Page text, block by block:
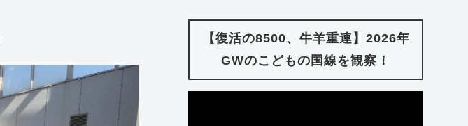
【復活の8500、牛羊重連】2026年
GWのこどもの国線を観察！